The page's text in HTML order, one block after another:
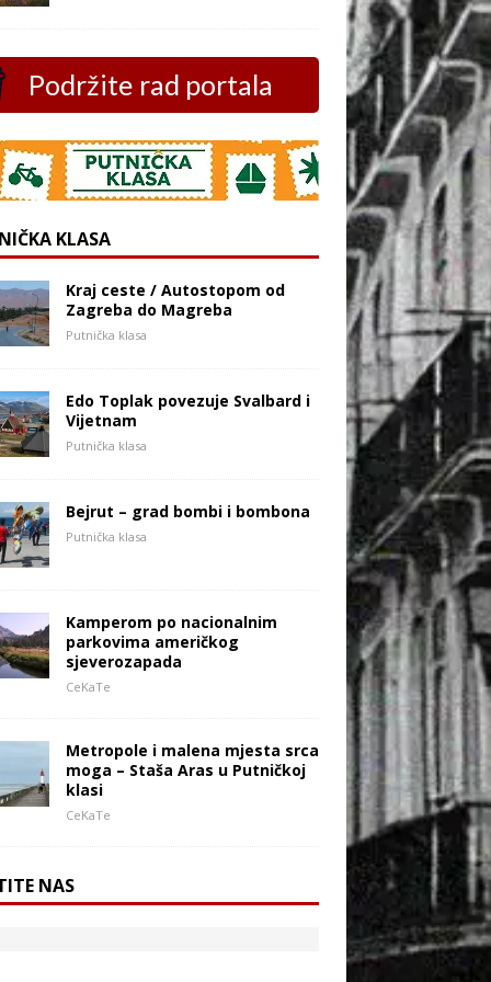
Podržite rad portala
KLASA
Kraj ceste / Autostopom od
Zagreba do Magreba
Putnička klasa
Edo Toplak povezuje Svalbard i
Vijetnam
Putnička klasa
Bejrut – grad bombi i bombona
Putnička klasa
Kamperom po nacionalnim
parkovima američkog
sjeverozapada
CeKaTe
Metropole i malena mjesta srca
moga – Staša Aras u Putničkoj
klasi
CeKaTe
NAS